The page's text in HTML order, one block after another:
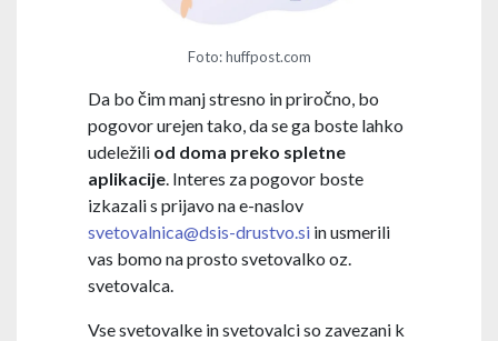
Foto: huffpost.com
Da bo čim manj stresno in priročno, bo
pogovor urejen tako, da se ga boste lahko
udeležili od doma preko spletne
aplikacije. Interes za pogovor boste
izkazali s prijavo na e-naslov
svetovalnica@dsis-drustvo.si in usmerili
vas bomo na prosto svetovalko oz.
svetovalca.
Vse svetovalke in svetovalci so zavezani k